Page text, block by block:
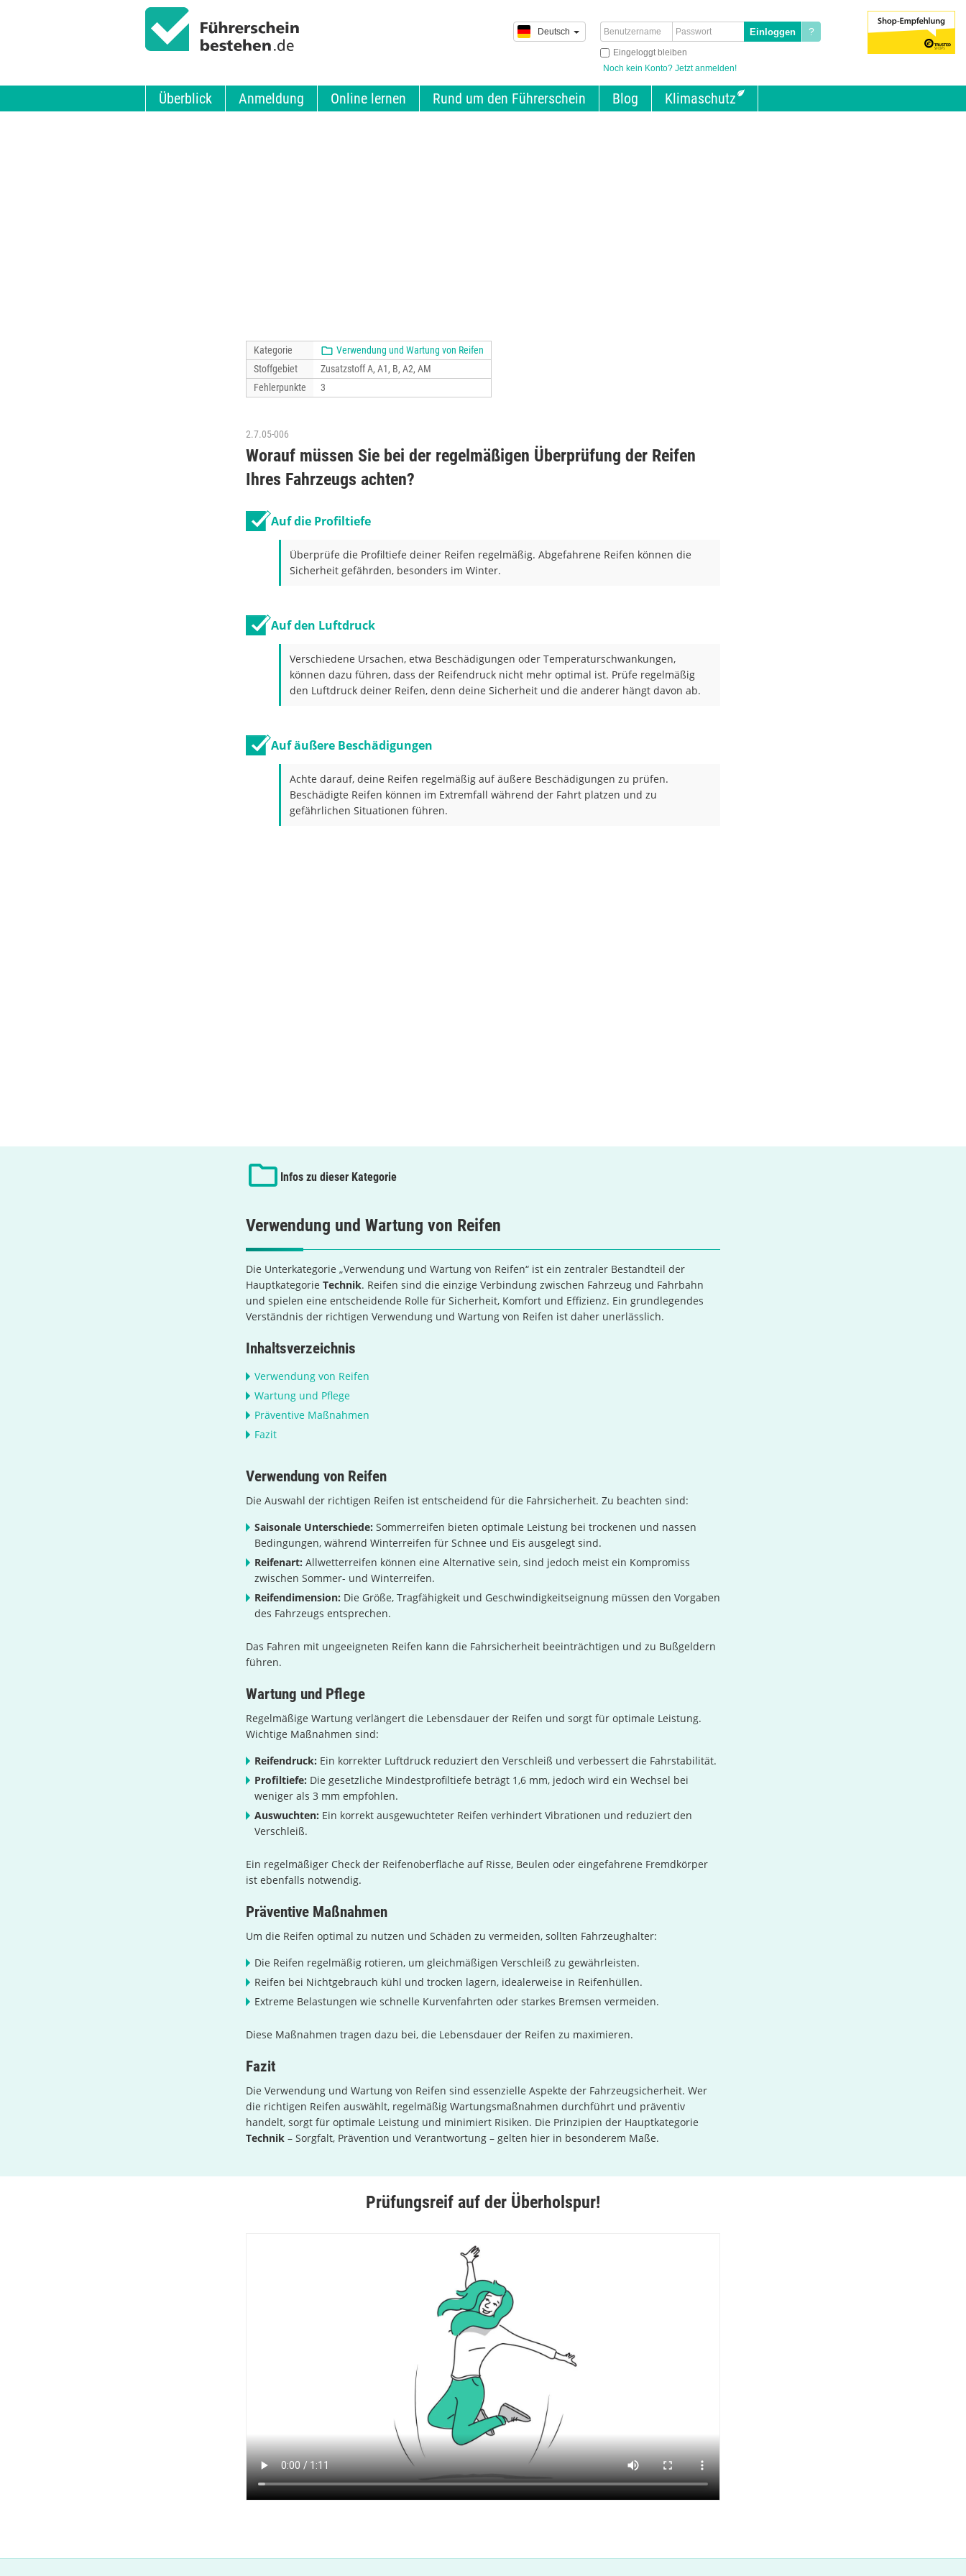
?
Eingeloggt bleiben
Noch kein Konto? Jetzt anmelden!
Deutsch
Überblick Anmeldung Online lernen Rund um den Führerschein Blog Klimaschutz
Kategorie
Verwendung und Wartung von Reifen
Stoffgebiet
Zusatzstoff A, A1, B, A2, AM
Fehlerpunkte
3
2.7.05-006
Worauf müssen Sie bei der regelmäßigen Überprüfung der Reifen
Ihres Fahrzeugs achten?
Auf die Profiltiefe
Überprüfe die Profiltiefe deiner Reifen regelmäßig. Abgefahrene Reifen können die
Sicherheit gefährden, besonders im Winter.
Auf den Luftdruck
Verschiedene Ursachen, etwa Beschädigungen oder Temperaturschwankungen,
können dazu führen, dass der Reifendruck nicht mehr optimal ist. Prüfe regelmäßig
den Luftdruck deiner Reifen, denn deine Sicherheit und die anderer hängt davon ab.
Auf äußere Beschädigungen
Achte darauf, deine Reifen regelmäßig auf äußere Beschädigungen zu prüfen.
Beschädigte Reifen können im Extremfall während der Fahrt platzen und zu
gefährlichen Situationen führen.
Infos zu dieser Kategorie
Verwendung und Wartung von Reifen
Die Unterkategorie „Verwendung und Wartung von Reifen“ ist ein zentraler Bestandteil der
Hauptkategorie Technik. Reifen sind die einzige Verbindung zwischen Fahrzeug und Fahrbahn
und spielen eine entscheidende Rolle für Sicherheit, Komfort und Effizienz. Ein grundlegendes
Verständnis der richtigen Verwendung und Wartung von Reifen ist daher unerlässlich.
Inhaltsverzeichnis
Verwendung von Reifen
Wartung und Pflege
Präventive Maßnahmen
Fazit
Verwendung von Reifen
Die Auswahl der richtigen Reifen ist entscheidend für die Fahrsicherheit. Zu beachten sind:
Saisonale Unterschiede: Sommerreifen bieten optimale Leistung bei trockenen und nassen
Bedingungen, während Winterreifen für Schnee und Eis ausgelegt sind.
Reifenart: Allwetterreifen können eine Alternative sein, sind jedoch meist ein Kompromiss
zwischen Sommer- und Winterreifen.
Reifendimension: Die Größe, Tragfähigkeit und Geschwindigkeitseignung müssen den Vorgaben
des Fahrzeugs entsprechen.
Das Fahren mit ungeeigneten Reifen kann die Fahrsicherheit beeinträchtigen und zu Bußgeldern
führen.
Wartung und Pflege
Regelmäßige Wartung verlängert die Lebensdauer der Reifen und sorgt für optimale Leistung.
Wichtige Maßnahmen sind:
Reifendruck: Ein korrekter Luftdruck reduziert den Verschleiß und verbessert die Fahrstabilität.
Profiltiefe: Die gesetzliche Mindestprofiltiefe beträgt 1,6 mm, jedoch wird ein Wechsel bei
weniger als 3 mm empfohlen.
Auswuchten: Ein korrekt ausgewuchteter Reifen verhindert Vibrationen und reduziert den
Verschleiß.
Ein regelmäßiger Check der Reifenoberfläche auf Risse, Beulen oder eingefahrene Fremdkörper
ist ebenfalls notwendig.
Präventive Maßnahmen
Um die Reifen optimal zu nutzen und Schäden zu vermeiden, sollten Fahrzeughalter:
Die Reifen regelmäßig rotieren, um gleichmäßigen Verschleiß zu gewährleisten.
Reifen bei Nichtgebrauch kühl und trocken lagern, idealerweise in Reifenhüllen.
Extreme Belastungen wie schnelle Kurvenfahrten oder starkes Bremsen vermeiden.
Diese Maßnahmen tragen dazu bei, die Lebensdauer der Reifen zu maximieren.
Fazit
Die Verwendung und Wartung von Reifen sind essenzielle Aspekte der Fahrzeugsicherheit. Wer
die richtigen Reifen auswählt, regelmäßig Wartungsmaßnahmen durchführt und präventiv
handelt, sorgt für optimale Leistung und minimiert Risiken. Die Prinzipien der Hauptkategorie
Technik – Sorgfalt, Prävention und Verantwortung – gelten hier in besonderem Maße.
Prüfungsreif auf der Überholspur!